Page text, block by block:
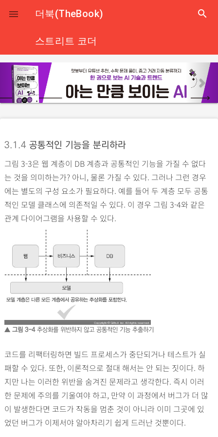
close
 더북(TheBook) search
스트리트 코더
p
r
e
u
s
e
x
3.1.4 공통적인 기능을 분리하라
그림 3-3은 웹 계층이 DB 계층과 공통적인 기능을 가질 수 없다
는 것을 의미하는가? 아니, 물론 가질 수 있다. 그러나 그런 경우
에는 별도의 구성 요소가 필요하다. 예를 들어 두 계층 모두 공통
적인 모델 클래스에 의존적일 수 있다. 이 경우 그림 3-4와 같은
관계 다이어그램을 사용할 수 있다.
▲ 그림 3-4추상화를 위반하지 않고 공통적인 기능 추출하기
코드를 리팩터링하면 빌드 프로세스가 중단되거나 테스트가 실
패할 수 있다. 또한, 이론적으로 절대 해서는 안 되는 짓이다. 하
지만 나는 이러한 위반을 숨겨진 문제라고 생각한다. 즉시 이러
한 문제에 주의를 기울여야 하고, 만약 이 과정에서 버그가 더 많
이 발생한다면 코드가 작동을 멈춘 것이 아니라 이미 그곳에 있
었던 버그가 이제서야 알아차리기 쉽게 드러난 것뿐이다.